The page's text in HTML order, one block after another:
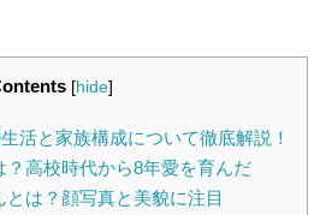
[hide]
活と家族構成について徹底解説！
？高校時代から8年愛を育んだ
は？顔写真と美貌に注目